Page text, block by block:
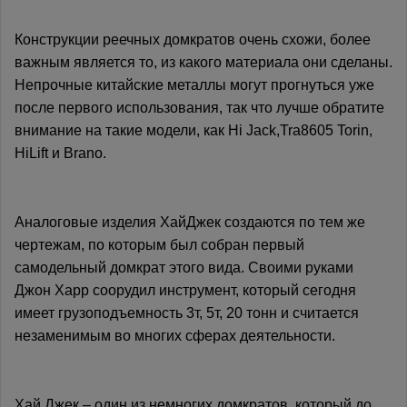
Конструкции реечных домкратов очень схожи, более
важным является то, из какого материала они сделаны.
Непрочные китайские металлы могут прогнуться уже
после первого использования, так что лучше обратите
внимание на такие модели, как Hi Jack,Tra8605 Torin,
HiLift и Brano.
Аналоговые изделия ХайДжек создаются по тем же
чертежам, по которым был собран первый
самодельный домкрат этого вида. Своими руками
Джон Харр соорудил инструмент, который сегодня
имеет грузоподъемность 3т, 5т, 20 тонн и считается
незаменимым во многих сферах деятельности.